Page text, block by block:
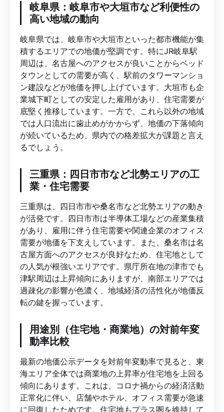
岐阜県：岐阜市や大垣市など利便性の
高い地域の動向
岐阜県では、岐阜市や大垣市といった都市機能が集
積するエリアでの地価が堅調です。特にJR岐阜駅
周辺は、名古屋へのアクセスが良いことからベッド
タウンとしての需要が高く、駅前のタワーマンショ
ン建設などが地価を押し上げています。大垣市も企
業城下町としての安定した雇用があり、住宅需要が
底堅く推移しています。一方で、これら以外の地域
では人口流出に歯止めがかからず、地価の下落傾向
が続いているため、県内での格差拡大が課題と言え
るでしょう。
三重県：四日市市など北勢エリアの工
業・住宅需要
三重県は、四日市市や桑名市など北勢エリアの動き
が活発です。四日市市は半導体工場などの産業集積
があり、雇用に伴う住宅需要や関連企業のオフィス
需要が地価を下支えしています。また、桑名市は名
古屋方面へのアクセスが良好なため、住宅地として
の人気が根強いエリアです。県庁所在地の津市でも
津駅周辺は上昇傾向にありますが、南部エリアでは
過疎化の影響が色濃く、地域経済の活性化が地価反
転の鍵を握っています。
用途別（住宅地・商業地）の対前年変
動率比較
最新の地価公示データを対前年変動率で見ると、東
海エリア全体では商業地の上昇率が住宅地を上回る
傾向にあります。これは、コロナ禍からの経済活動
正常化に伴い、店舗やホテル、オフィス需要が急速
に回復したためです。住宅地もプラス圏を維持して